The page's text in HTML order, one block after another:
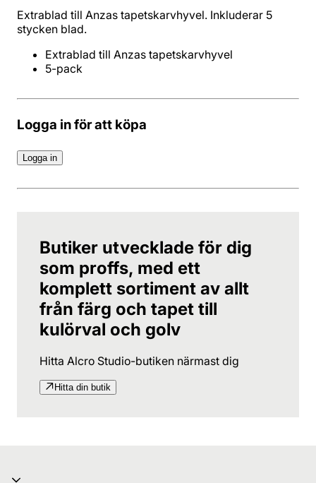
Extrablad till Anzas tapetskarvhyvel. Inkluderar 5
stycken blad.
5-pack
Logga in för att köpa
Logga in
Butiker utvecklade för dig
som proffs, med ett
komplett sortiment av allt
från färg och tapet till
kulörval och golv
Hitta Alcro Studio-butiken närmast dig
Hitta din butik